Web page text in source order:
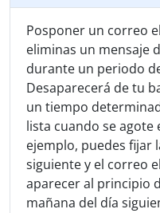
Posponer un correo
eliminas un mensaje
durante un periodo
Desaparecerá de tu
un tiempo
lista cuando se
ejemplo, puedes fijar
siguiente y el correo
aparecer al principio
mañana del día